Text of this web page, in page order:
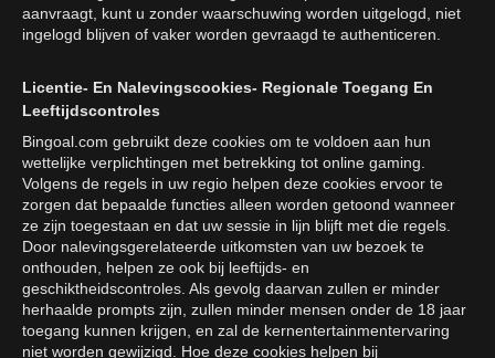
aanvraagt, kunt u zonder waarschuwing worden uitgelogd, niet
ingelogd blijven of vaker worden gevraagd te authenticeren.
Licentie- En Nalevingscookies- Regionale Toegang En
Leeftijdscontroles
Bingoal.com gebruikt deze cookies om te voldoen aan hun
wettelijke verplichtingen met betrekking tot online gaming.
Volgens de regels in uw regio helpen deze cookies ervoor te
zorgen dat bepaalde functies alleen worden getoond wanneer
ze zijn toegestaan en dat uw sessie in lijn blijft met die regels.
Door nalevingsgerelateerde uitkomsten van uw bezoek te
onthouden, helpen ze ook bij leeftijds- en
geschiktheidscontroles. Als gevolg daarvan zullen er minder
herhaalde prompts zijn, zullen minder mensen onder de 18 jaar
toegang kunnen krijgen, en zal de kernentertainmentervaring
niet worden gewijzigd. Hoe deze cookies helpen bij